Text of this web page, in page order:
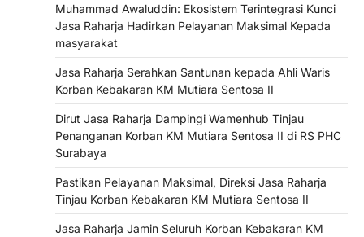
Muhammad Awaluddin: Ekosistem Terintegrasi Kunci
Jasa Raharja Hadirkan Pelayanan Maksimal Kepada
masyarakat
Jasa Raharja Serahkan Santunan kepada Ahli Waris
Korban Kebakaran KM Mutiara Sentosa II
Dirut Jasa Raharja Dampingi Wamenhub Tinjau
Penanganan Korban KM Mutiara Sentosa II di RS PHC
Surabaya
Pastikan Pelayanan Maksimal, Direksi Jasa Raharja
Tinjau Korban Kebakaran KM Mutiara Sentosa II
Jasa Raharja Jamin Seluruh Korban Kebakaran KM